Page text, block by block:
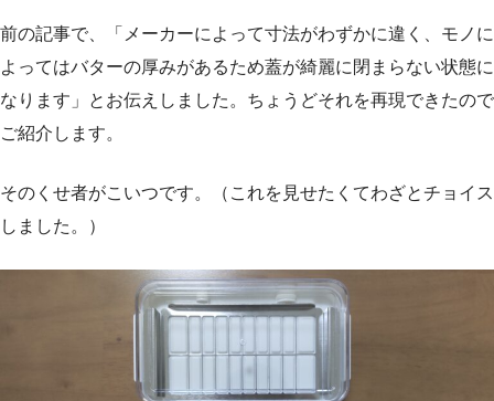
前の記事で、「メーカーによって寸法がわずかに違く、モノに
よってはバターの厚みがあるため蓋が綺麗に閉まらない状態に
なります」とお伝えしました。ちょうどそれを再現できたので
ご紹介します。
そのくせ者がこいつです。（これを見せたくてわざとチョイス
しました。）